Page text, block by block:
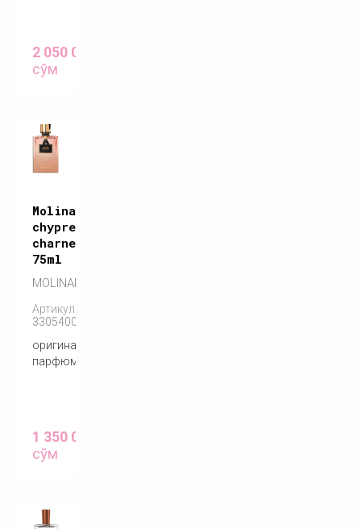
2 050 000
сўм
Molinard
chypre
charnel
75ml
MOLINARD
Артикул:
3305400183092
оригинальный
парфюм
1 350 000
сўм